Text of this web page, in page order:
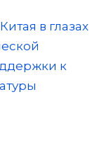
в глазах
к